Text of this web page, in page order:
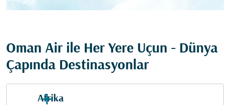
Oman Air ile Her Yere Uçun - Dünya
Çapında Destinasyonlar
Afrika